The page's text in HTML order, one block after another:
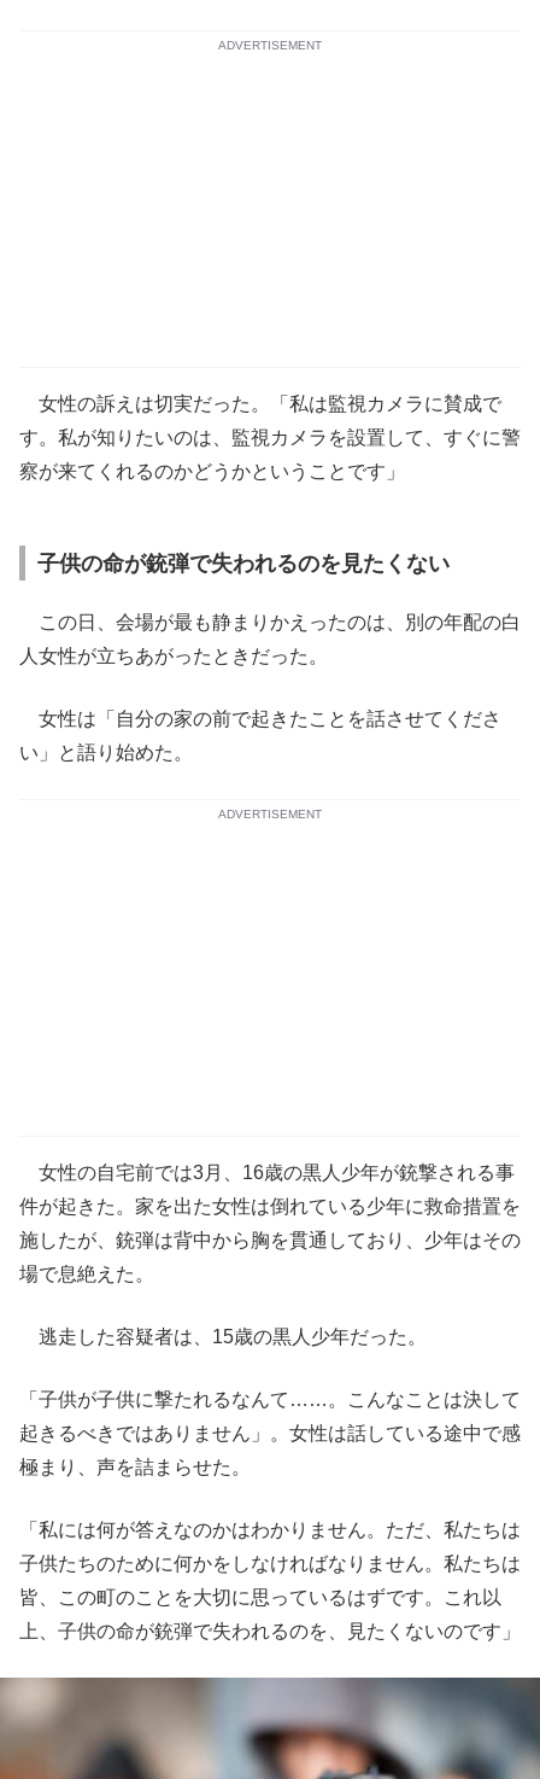
ADVERTISEMENT
女性の訴えは切実だった。「私は監視カメラに賛成で
す。私が知りたいのは、監視カメラを設置して、すぐに警
察が来てくれるのかどうかということです」
子供の命が銃弾で失われるのを見たくない
この日、会場が最も静まりかえったのは、別の年配の白
人女性が立ちあがったときだった。
女性は「自分の家の前で起きたことを話させてくださ
い」と語り始めた。
ADVERTISEMENT
女性の自宅前では3月、16歳の黒人少年が銃撃される事
件が起きた。家を出た女性は倒れている少年に救命措置を
施したが、銃弾は背中から胸を貫通しており、少年はその
場で息絶えた。
逃走した容疑者は、15歳の黒人少年だった。
「子供が子供に撃たれるなんて……。こんなことは決して
起きるべきではありません」。女性は話している途中で感
極まり、声を詰まらせた。
「私には何が答えなのかはわかりません。ただ、私たちは
子供たちのために何かをしなければなりません。私たちは
皆、この町のことを大切に思っているはずです。これ以
上、子供の命が銃弾で失われるのを、見たくないのです」